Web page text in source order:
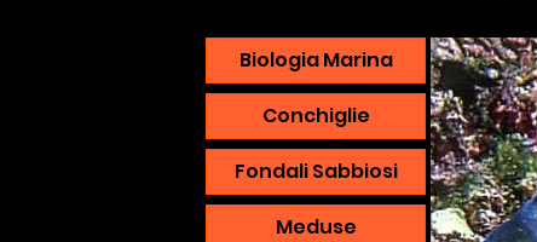
Biologia Marina
Conchiglie
Fondali Sabbiosi
Meduse